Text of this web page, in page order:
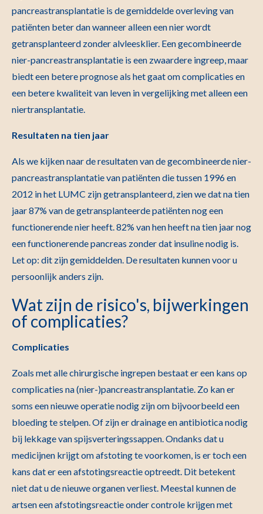
pancreastransplantatie is de gemiddelde overleving van
patiënten beter dan wanneer alleen een nier wordt
getransplanteerd zonder alvleesklier. Een gecombineerde
nier-pancreastransplantatie is een zwaardere ingreep, maar
biedt een betere prognose als het gaat om complicaties en
een betere kwaliteit van leven in vergelijking met alleen een
niertransplantatie.
Resultaten na tien jaar
Als we kijken naar de resultaten van de gecombineerde nier-
pancreastransplantatie van patiënten die tussen 1996 en
2012 in het LUMC zijn getransplanteerd, zien we dat na tien
jaar 87% van de getransplanteerde patiënten nog een
functionerende nier heeft. 82% van hen heeft na tien jaar nog
een functionerende pancreas zonder dat insuline nodig is.
Let op: dit zijn gemiddelden. De resultaten kunnen voor u
persoonlijk anders zijn.
Wat zijn de risico's, bijwerkingen
of complicaties?
Complicaties
Zoals met alle chirurgische ingrepen bestaat er een kans op
complicaties na (nier-)pancreastransplantatie. Zo kan er
soms een nieuwe operatie nodig zijn om bijvoorbeeld een
bloeding te stelpen. Of zijn er drainage en antibiotica nodig
bij lekkage van spijsverteringssappen. Ondanks dat u
medicijnen krijgt om afstoting te voorkomen, is er toch een
kans dat er een afstotingsreactie optreedt. Dit betekent
niet dat u de nieuwe organen verliest. Meestal kunnen de
artsen een afstotingsreactie onder controle krijgen met